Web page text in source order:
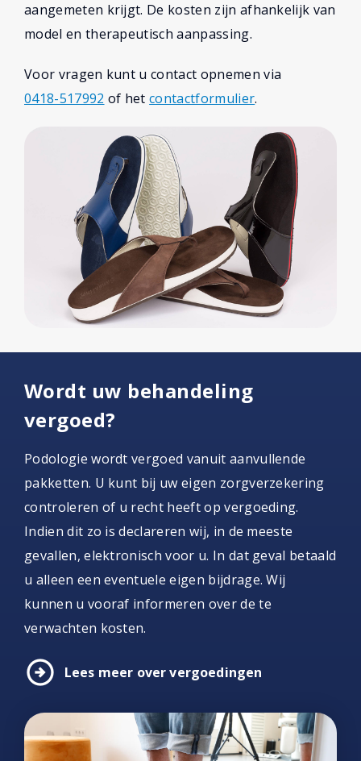
aangemeten krijgt. De kosten zijn afhankelijk van
model en therapeutisch aanpassing.
Voor vragen kunt u contact opnemen via
0418-517992 of hetcontactformulier.
Wordt uw behandeling
vergoed?
Podologie wordt vergoed vanuit aanvullende
pakketten. U kunt bij uw eigen zorgverzekering
controleren of u recht heeft op vergoeding.
Indien dit zo is declareren wij, in de meeste
gevallen, elektronisch voor u. In dat geval betaald
u alleen een eventuele eigen bijdrage. Wij
kunnen u vooraf informeren over de te
verwachten kosten.
arrow_circle_right Lees meer over vergoedingen